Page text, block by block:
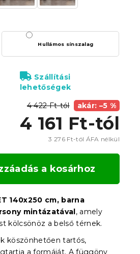
4 422 Ft-tól akár: –5 %
4 161 Ft-tól
3 276 Ft-tól ÁFA nélkül
Hullámos sínszalag
Szállítási
lehetőségek
a kosárhoz
140x250 cm, barna
mintázatával, amely
kölcsönöz a belső térnek.
köszönhetően tartós,
a formáját. A függöny